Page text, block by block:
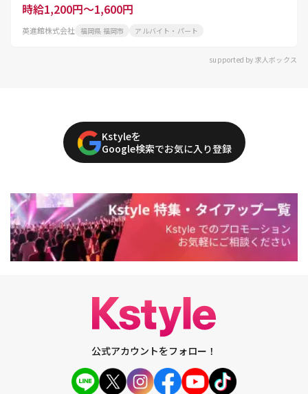
時給1,200円～1,600円
英進館株式会社 福岡県 福岡市 アルバイト・パート
supported by 求人ボックス
Kstyleを
Google検索でお気に入り登録
公式アカウントをフォロー！